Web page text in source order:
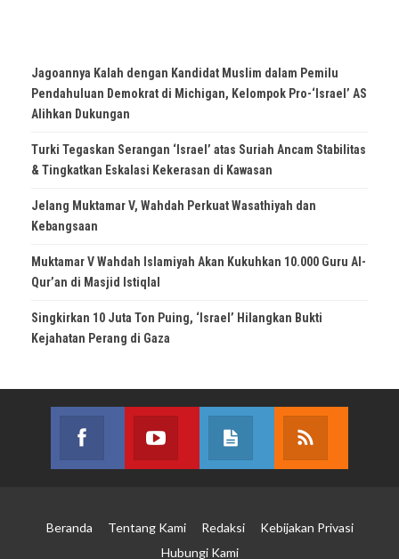
Jagoannya Kalah dengan Kandidat Muslim dalam Pemilu
Pendahuluan Demokrat di Michigan, Kelompok Pro-‘Israel’ AS
Alihkan Dukungan
Turki Tegaskan Serangan ‘Israel’ atas Suriah Ancam Stabilitas
& Tingkatkan Eskalasi Kekerasan di Kawasan
Jelang Muktamar V, Wahdah Perkuat Wasathiyah dan
Kebangsaan
Muktamar V Wahdah Islamiyah Akan Kukuhkan 10.000 Guru Al-
Qur’an di Masjid Istiqlal
Singkirkan 10 Juta Ton Puing, ‘Israel’ Hilangkan Bukti
Kejahatan Perang di Gaza
Facebook
Join us on Facebook
Youtube
Join us on YoutubeJoin our site
Beranda Tentang Kami Redaksi
Kebijakan Privasi
Hubungi Kami